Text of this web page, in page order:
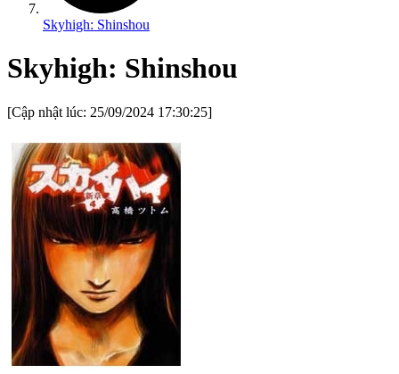
Skyhigh: Shinshou
Skyhigh: Shinshou
[Cập nhật lúc: 25/09/2024 17:30:25]